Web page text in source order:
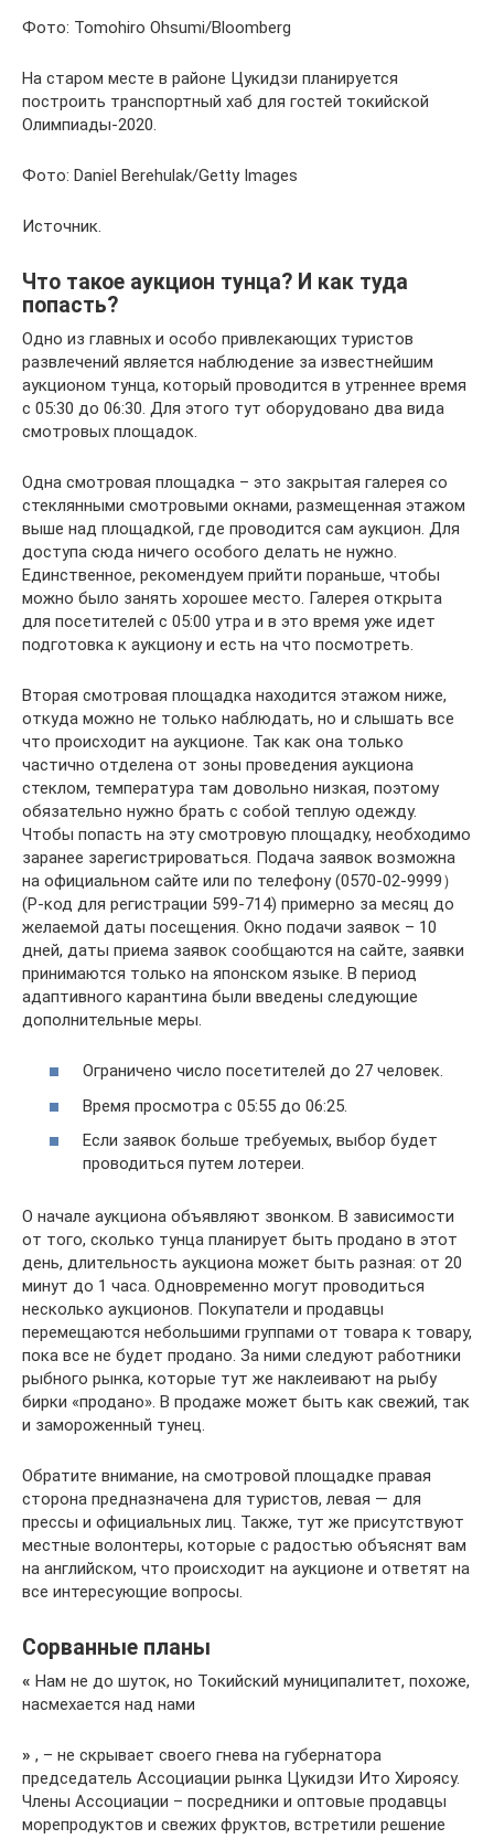
Фото: Tomohiro Ohsumi/Bloomberg​​
На старом месте в районе Цукидзи планируется
построить транспортный хаб для гостей токийской
Олимпиады-2020.
Фото: Daniel Berehulak/Getty Images
Источник.
Что такое аукцион тунца? И как туда
попасть?
Одно из главных и особо привлекающих туристов
развлечений является наблюдение за известнейшим
аукционом тунца, который проводится в утреннее время
с 05:30 до 06:30. Для этого тут оборудовано два вида
смотровых площадок.
Одна смотровая площадка – это закрытая галерея со
стеклянными смотровыми окнами, размещенная этажом
выше над площадкой, где проводится сам аукцион. Для
доступа сюда ничего особого делать не нужно.
Единственное, рекомендуем прийти пораньше, чтобы
можно было занять хорошее место. Галерея открыта
для посетителей с 05:00 утра и в это время уже идет
подготовка к аукциону и есть на что посмотреть.
Вторая смотровая площадка находится этажом ниже,
откуда можно не только наблюдать, но и слышать все
что происходит на аукционе. Так как она только
частично отделена от зоны проведения аукциона
стеклом, температура там довольно низкая, поэтому
обязательно нужно брать с собой теплую одежду.
Чтобы попасть на эту смотровую площадку, необходимо
заранее зарегистрироваться. Подача заявок возможна
на официальном сайте или по телефону (0570-02-9999）
(Р-код для регистрации 599-714) примерно за месяц до
желаемой даты посещения. Окно подачи заявок – 10
дней, даты приема заявок сообщаются на сайте, заявки
принимаются только на японском языке. В период
адаптивного карантина были введены следующие
дополнительные меры.
Ограничено число посетителей до 27 человек.
Время просмотра с 05:55 до 06:25.
Если заявок больше требуемых, выбор будет
проводиться путем лотереи.
О начале аукциона объявляют звонком. В зависимости
от того, сколько тунца планирует быть продано в этот
день, длительность аукциона может быть разная: от 20
минут до 1 часа. Одновременно могут проводиться
несколько аукционов. Покупатели и продавцы
перемещаются небольшими группами от товара к товару,
пока все не будет продано. За ними следуют работники
рыбного рынка, которые тут же наклеивают на рыбу
бирки «продано». В продаже может быть как свежий, так
и замороженный тунец.
Обратите внимание, на смотровой площадке правая
сторона предназначена для туристов, левая — для
прессы и официальных лиц. Также, тут же присутствуют
местные волонтеры, которые с радостью объяснят вам
на английском, что происходит на аукционе и ответят на
все интересующие вопросы.
Сорванные планы
« Нам не до шуток, но Токийский муниципалитет, похоже,
насмехается над нами
» , – не скрывает своего гнева на губернатора
председатель Ассоциации рынка Цукидзи Ито Хироясу.
Члены Ассоциации – посредники и оптовые продавцы
морепродуктов и свежих фруктов, встретили решение